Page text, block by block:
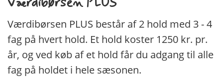
Værdibørsen PLUS består af 2 hold med 3 - 4
fag på hvert hold. Et hold koster 1250 kr. pr.
år, og ved køb af et hold får du adgang til alle
fag på holdet i hele sæsonen.